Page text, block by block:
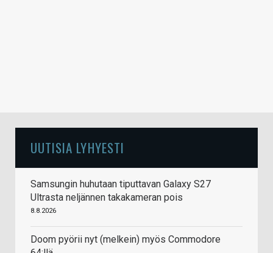
UUTISIA LYHYESTI
Samsungin huhutaan tiputtavan Galaxy S27
Ultrasta neljännen takakameran pois
8.8.2026
Doom pyörii nyt (melkein) myös Commodore